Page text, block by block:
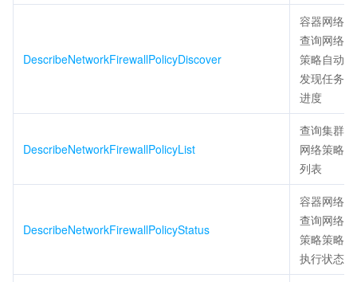
DescribeNetworkFirewallPolicyDiscover
容器网络
查询网络
策略自动
发现任务
进度
DescribeNetworkFirewallPolicyList
查询集群
网络策略
列表
DescribeNetworkFirewallPolicyStatus
容器网络
查询网络
策略策略
执行状态